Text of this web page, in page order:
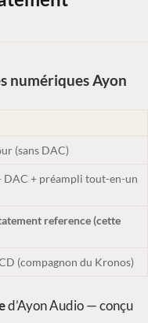
numériques Ayon
(sans DAC)
DAC + préampli tout-en-un
reference (cette
(compagnon du Kronos)
d’Ayon Audio — conçu